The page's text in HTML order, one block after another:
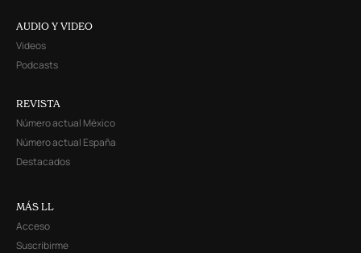
AUDIO Y VIDEO
Videos
Podcasts
REVISTA
Número actual México
Número actual España
Destacados
MÁS LL
Acceso
Suscribirme